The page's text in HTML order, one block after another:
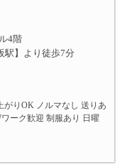
4階
駅】より徒歩7分
がりOK ノルマなし 送りあ
ーク歓迎 制服あり 日曜